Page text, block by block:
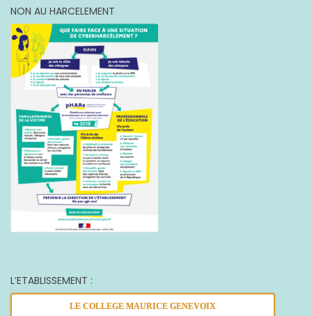
NON AU HARCELEMENT
L’ETABLISSEMENT :
LE COLLEGE MAURICE GENEVOIX